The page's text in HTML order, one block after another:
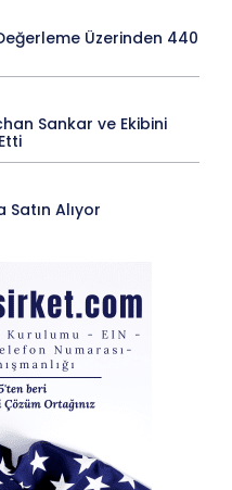
Üzerinden 440
Sankar ve Ekibini
Satın Alıyor